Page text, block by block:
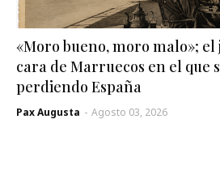
«Moro bueno, moro malo»; el
cara de Marruecos en el que
perdiendo España
Pax Augusta - Agosto 03, 2026